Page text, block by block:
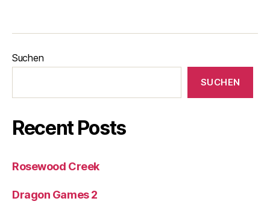
Suchen
SUCHEN
Recent Posts
Rosewood Creek
Dragon Games 2